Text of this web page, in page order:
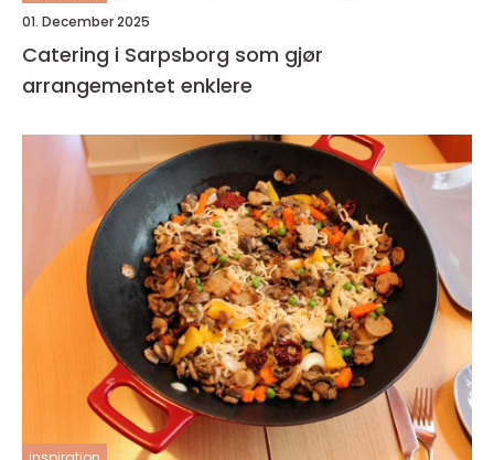
01. December 2025
Catering i Sarpsborg som gjør
arrangementet enklere